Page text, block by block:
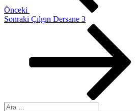
Önceki
Sonraki
Sonraki Çılgın Dersane 3
Ara: